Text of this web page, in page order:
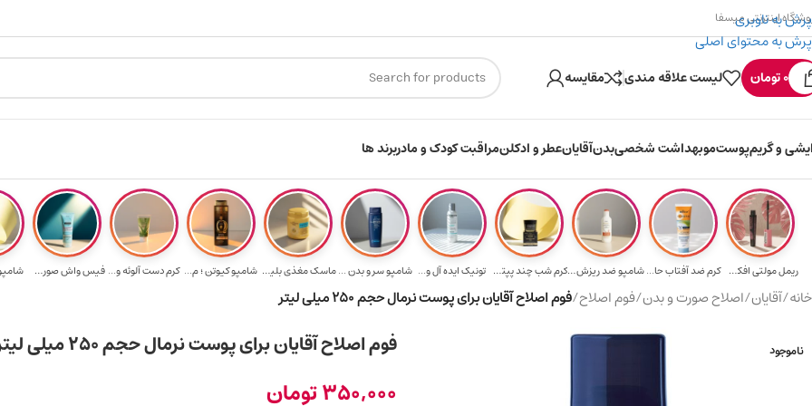
پرش به ناوبری
پرش به محتوای اصلی
هدیه برای ارسال رایگان برای خرید ۳.۵ میلیون به یالا ۳۰۰ میسکوین (۳۰ هزار تومن) هدیه خرید اول
اینترنتی میسفا
0تومان لیست علاقه مندی مقایسه
و گریمپوستموبهداشت شخصیبدنآقایانعطر و ادکلنمراقبت کودک و مادربرند ها
ریمل مولتی افکت... کرم ضد آفتاب حا... شامپو ضد ریزش و... کرم شب چند پپتی... تونیک ایده آل و... شامپو سر و بدن ... ماسک مغذی بلیتا... شامپو کیوتن ؛ م... کرم دست آلوئه و... فیس واش صورت آک...
خانه/آقایان/اصلاح صورت و بدن/فوم اصلاح/فوم اصلاح آقایان برای پوست نرمال حجم ۲۵۰ میلی لیتر
ناموجود فوم اصلاح آقایان برای پوست نرمال حجم ۲۵۰ میلی لیتر
350,000تومان